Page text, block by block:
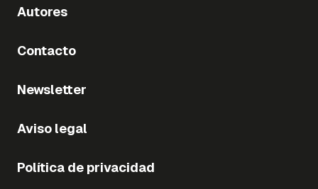
Autores
Contacto
Newsletter
Aviso legal
Política de privacidad